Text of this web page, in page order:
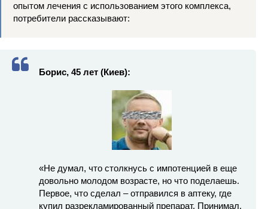
опытом лечения с использованием этого комплекса,
потребители рассказывают:
Борис, 45 лет (Киев):
«Не думал, что столкнусь с импотенцией в еще
довольно молодом возрасте, но что поделаешь.
Первое, что сделал – отправился в аптеку, где
купил разрекламированный препарат. Принимал,